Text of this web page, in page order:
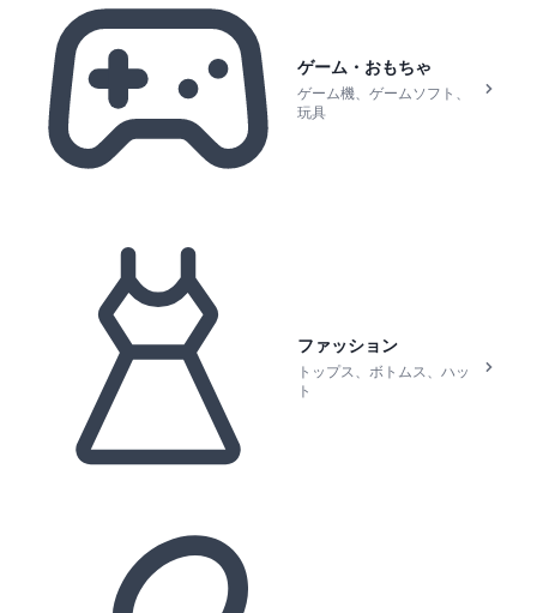
ゲーム・おもちゃ
ゲーム機、ゲームソフト、
玩具
ファッション
トップス、ボトムス、ハッ
ト